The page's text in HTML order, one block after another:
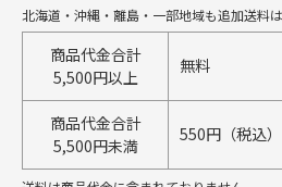
北海道・沖縄・離島・一部地域も追加送料
商品代金合計
5,500円以上
無料
商品代金合計
5,500円未満
550円（税込）